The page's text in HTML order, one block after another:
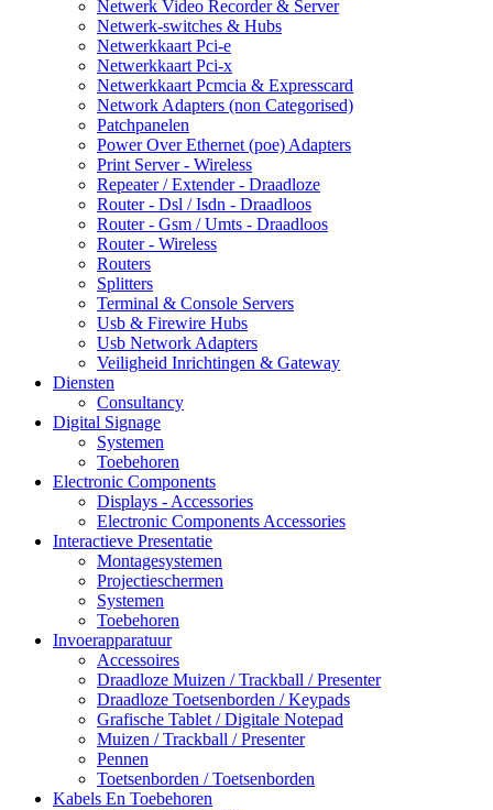
Netwerk Video Recorder & Server
Netwerk-switches & Hubs
Netwerkkaart Pci-e
Netwerkkaart Pci-x
Netwerkkaart Pcmcia & Expresscard
Network Adapters (non Categorised)
Patchpanelen
Power Over Ethernet (poe) Adapters
Print Server - Wireless
Repeater / Extender - Draadloze
Router - Dsl / Isdn - Draadloos
Router - Gsm / Umts - Draadloos
Router - Wireless
Routers
Splitters
Terminal & Console Servers
Usb & Firewire Hubs
Usb Network Adapters
Veiligheid Inrichtingen & Gateway
Diensten
Consultancy
Digital Signage
Systemen
Toebehoren
Electronic Components
Displays - Accessories
Electronic Components Accessories
Interactieve Presentatie
Montagesystemen
Projectieschermen
Systemen
Toebehoren
Invoerapparatuur
Accessoires
Draadloze Muizen / Trackball / Presenter
Draadloze Toetsenborden / Keypads
Grafische Tablet / Digitale Notepad
Muizen / Trackball / Presenter
Pennen
Toetsenborden / Toetsenborden
Kabels En Toebehoren